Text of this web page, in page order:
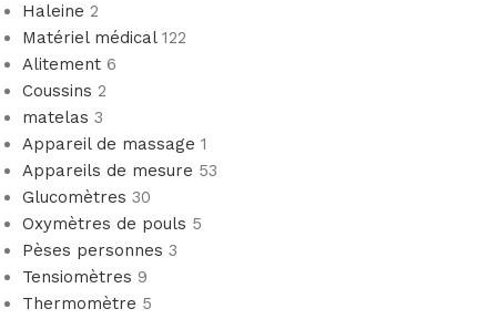
Haleine 2
Matériel médical 122
Alitement 6
Coussins 2
matelas 3
Appareil de massage 1
Appareils de mesure 53
Glucomètres 30
Oxymètres de pouls 5
Pèses personnes 3
Tensiomètres 9
Thermomètre 5